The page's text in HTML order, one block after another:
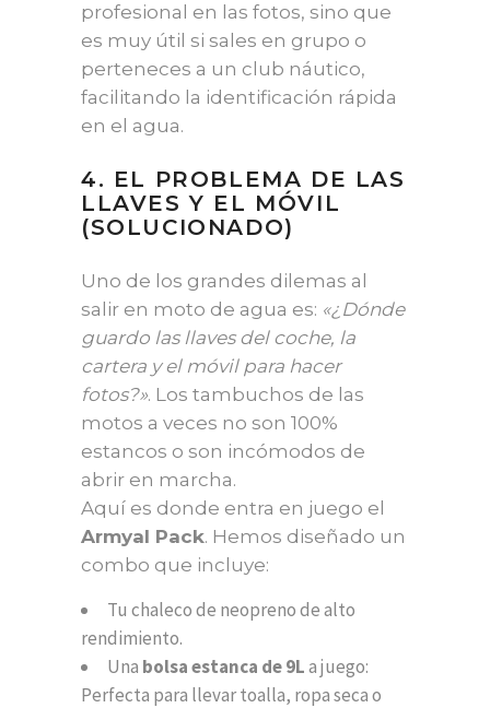
profesional en las fotos, sino que
es muy útil si sales en grupo o
perteneces a un club náutico,
facilitando la identificación rápida
en el agua.
4. EL PROBLEMA DE LAS
LLAVES Y EL MÓVIL
(SOLUCIONADO)
Uno de los grandes dilemas al
salir en moto de agua es: «¿Dónde
guardo las llaves del coche, la
cartera y el móvil para hacer
fotos?». Los tambuchos de las
motos a veces no son 100%
estancos o son incómodos de
abrir en marcha.
Aquí es donde entra en juego el
Armyal Pack. Hemos diseñado un
combo que incluye:
Tu chaleco de neopreno de alto
rendimiento.
Una bolsa estanca de 9La juego:
Perfecta para llevar toalla, ropa seca o